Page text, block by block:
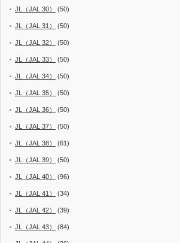
JL（JAL 30） (50)
JL（JAL 31） (50)
JL（JAL 32） (50)
JL（JAL 33） (50)
JL（JAL 34） (50)
JL（JAL 35） (50)
JL（JAL 36） (50)
JL（JAL 37） (50)
JL（JAL 38） (61)
JL（JAL 39） (50)
JL（JAL 40） (96)
JL（JAL 41） (34)
JL（JAL 42） (39)
JL（JAL 43） (84)